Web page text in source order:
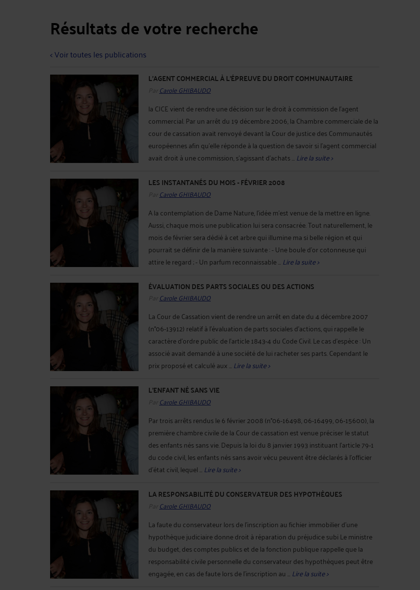
Résultats de votre recherche
< Voir toutes les publications
L'AGENT COMMERCIAL À L'ÉPREUVE DU DROIT COMMUNAUTAIRE
Par Carole GHIBAUDO
la CJCE vient de rendre une décision sur le droit à commission de l'agent
commercial. Par un arrêt du 19 décembre 2006, la Chambre commerciale de la
cour de cassation avait renvoyé devant la Cour de justice des Communautés
européennes afin qu'elle réponde à la question de savoir si l'agent commercial
avait droit à une commission, s'agissant d'achats ...Lire la suite >
LES INSTANTANÉS DU MOIS - FÉVRIER 2008
Par Carole GHIBAUDO
A la contemplation de Dame Nature, l'idée m'est venue de la mettre en ligne.
Aussi, chaque mois une publication lui sera consacrée. Tout naturellement, le
mois de février sera dédié à cet arbre qui illumine ma si belle région et qui
pourrait se définir de la manière suivante : - Une boule d'or cotonneuse qui
attire le regard ; - Un parfum reconnaissable ...Lire la suite >
ÉVALUATION DES PARTS SOCIALES OU DES ACTIONS
Par Carole GHIBAUDO
La Cour de Cassation vient de rendre un arrêt en date du 4 décembre 2007
(n°06-13912) relatif à l'évaluation de parts sociales d'actions, qui rappelle le
caractère d'ordre public de l'article 1843-4 du Code Civil. Le cas d'espèce : Un
associé avait demandé à une société de lui racheter ses parts. Cependant le
prix proposé et calculé aux ...Lire la suite >
L'ENFANT NÉ SANS VIE
Par Carole GHIBAUDO
Par trois arrêts rendus le 6 février 2008 (n°06-16498, 06-16499, 06-15600), la
première chambre civile de la Cour de cassation est venue préciser le statut
des enfants nés sans vie. Depuis la loi du 8 janvier 1993 instituant l'article 79-1
du code civil, les enfants nés sans avoir vécu peuvent être déclarés à l'officier
d'état civil, lequel ...Lire la suite >
LA RESPONSABILITÉ DU CONSERVATEUR DES HYPOTHÈQUES
Par Carole GHIBAUDO
La faute du conservateur lors de l'inscription au fichier immobilier d'une
hypothèque judiciaire donne droit à réparation du préjudice subi Le ministre
du budget, des comptes publics et de la fonction publique rappelle que la
responsabilité civile personnelle du conservateur des hypothèques peut être
engagée, en cas de faute lors de l'inscription au ...Lire la suite >